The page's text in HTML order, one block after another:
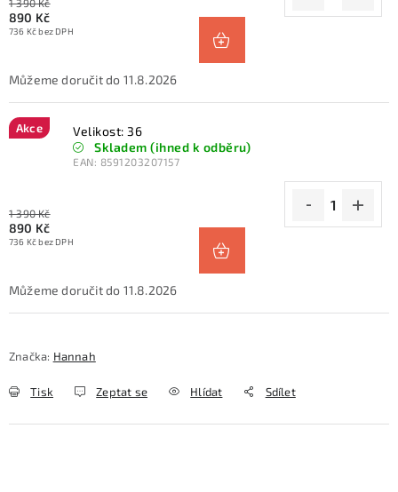
1 390 Kč
890 Kč
736 Kč bez DPH
11.8.2026
Akce
Velikost: 36
Skladem (ihned k odběru)
EAN: 8591203207157
1 390 Kč
890 Kč
736 Kč bez DPH
11.8.2026
Značka: Hannah
Tisk Zeptat se Hlídat Sdílet